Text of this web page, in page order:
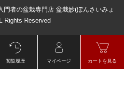
門者の盆栽専門店 盆栽妙(ぼんさいみょ
Rights Reserved
閲覧履歴 マイページ カートを見る